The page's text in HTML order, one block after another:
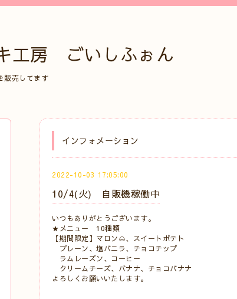
工房 ごいしふぉん
販売してます
インフォメーション
2022-10-03 17:05:00
10/4(火) 自販機稼働中
いつもありがとうございます。
★メニュー 10種類
【期間限定】マロン🌰、スイートポテト
プレーン、塩バニラ、チョコチップ
ラムレーズン、コーヒー
クリームチーズ、バナナ、チョコバナナ
よろしくお願いいたします。